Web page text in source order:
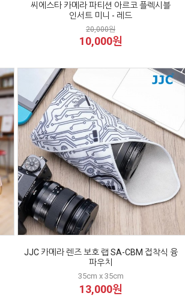
씨에스타 카메라 파티션 아르코 플렉시블
인서트 미니 - 레드
20,000원
10,000원
JJC 카메라 렌즈 보호 랩 SA-CBM 접착식 융
파우치
35cm x 35cm
13,000원